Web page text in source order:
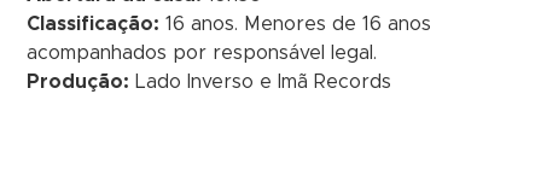
Classificação: 16 anos. Menores de 16 anos
acompanhados por responsável legal.
Produção: Lado Inverso e Imã Records